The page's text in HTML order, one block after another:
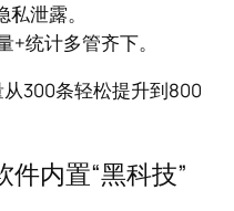
私泄露。
+统计多管齐下。
300条轻松提升到800
内置“黑科技”